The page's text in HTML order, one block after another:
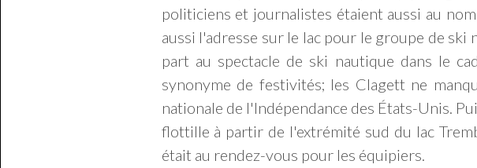
politiciens et journalistes étaient aussi au
aussi l'adresse sur le lac pour le groupe de
part au spectacle de ski nautique dans le
synonyme de festivités; les Clagett ne
nationale de l'Indépendance des États-Unis.
flottille à partir de l'extrémité sud du lac
était au rendez-vous pour les équipiers.